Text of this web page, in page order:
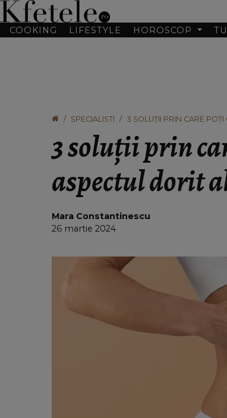
COOKING LIFESTYLE HOROSCOP
SPECIALISTI 3 SOLUȚII PRIN CARE
3 soluții prin
aspectul dorit
Mara Constantinescu
26 martie 2024